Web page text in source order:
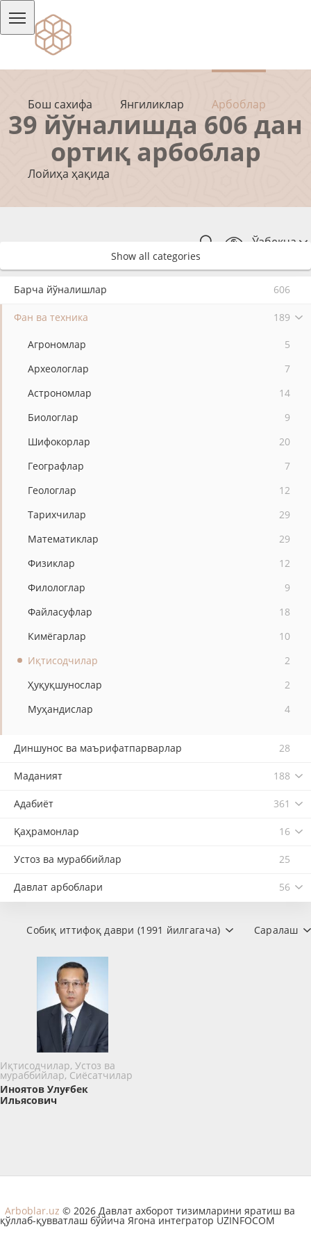
Бош сахифа Янгиликлар Арбоблар
Лойиҳа ҳақида
Ўзбекча
39 йўналишда 606 дан
ортиқ арбоблар
Show all categories
Барча йўналишлар 606
Фан ва техника 189
Агрономлар
5
Археологлар
7
Астрономлар
14
Биологлар
9
Шифокорлар
20
Географлар
7
Геологлар
12
Тарихчилар
29
Математиклар
29
Физиклар
12
Филологлар
9
Файласуфлар
18
Кимёгарлар
10
Иқтисодчилар
2
Ҳуқуқшунослар
2
Муҳандислар
4
Диншунос ва маърифатпарварлар 28
Маданият 188
Адабиёт 361
Қаҳрамонлар 16
Устоз ва мураббийлар 25
Давлат арбоблари 56
Саралаш
Собиқ иттифоқ даври (1991 йилгагача)
Иқтисодчилар, Устоз ва
мураббийлар, Сиёсатчилар
Иноятов Улуғбек
Ильясович
Arboblar.uz © 2026 Давлат ахборот тизимларини яратиш ва
қўллаб-қувватлаш бўйича Ягона интегратор UZINFOCOM